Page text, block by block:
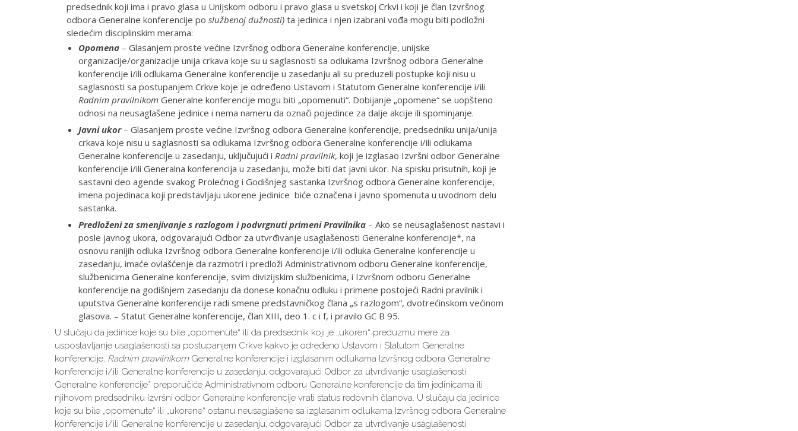
predsednik koji ima i pravo glasa u Unijskom odboru i pravo glasa u svetskoj Crkvi i koji je član Izvršnog
odbora Generalne konferencije po službenoj dužnosti) ta jedinica i njen izabrani vođa mogu biti podložni
sledećim disciplinskim merama:
Opomena – Glasanjem proste većine Izvršnog odbora Generalne konferencije, unijske
organizacije/organizacije unija crkava koje su u saglasnosti sa odlukama Izvršnog odbora Generalne
konferencije i/ili odlukama Generalne konferencije u zasedanju ali su preduzeli postupke koji nisu u
saglasnosti sa postupanjem Crkve koje je određeno Ustavom i Statutom Generalne konferencije i/ili
Radnim pravilnikom Generalne konferencije mogu biti „opomenuti“. Dobijanje „opomene“ se uopšteno
odnosi na neusaglašene jedinice i nema nameru da označi pojedince za dalje akcije ili spominjanje.
Javni ukor – Glasanjem proste većine Izvršnog odbora Generalne konferencije, predsedniku unija/unija
crkava koje nisu u saglasnosti sa odlukama Izvršnog odbora Generalne konferencije i/ili odlukama
Generalne konferencije u zasedanju, uključujući i Radni pravilnik, koji je izglasao Izvršni odbor Generalne
konferencije i/ili Generalna konferencija u zasedanju, može biti dat javni ukor. Na spisku prisutnih, koji je
sastavni deo agende svakog Prolećnog i Godišnjeg sastanka Izvršnog odbora Generalne konferencije,
imena pojedinaca koji predstavljaju ukorene jedinice biće označena i javno spomenuta u uvodnom delu
sastanka.
Predloženi za smenjivanje s razlogom i podvrgnuti primeni Pravilnika – Ako se neusaglašenost nastavi i
posle javnog ukora, odgovarajući Odbor za utvrđivanje usaglašenosti Generalne konferencije*, na
osnovu ranijih odluka Izvršnog odbora Generalne konferencije i/ili odluka Generalne konferencije u
zasedanju, imaće ovlašćenje da razmotri i predloži Administrativnom odboru Generalne konferencije,
službenicima Generalne konferencije, svim divizijskim službenicima, i Izvršnom odboru Generalne
konferencije na godišnjem zasedanju da donese konačnu odluku i primene postojeći Radni pravilnik i
uputstva Generalne konferencije radi smene predstavničkog člana „s razlogom“, dvotrećinskom većinom
glasova. – Statut Generalne konferencije, član XIII, deo 1. c i f, i pravilo GC B 95.
U slučaju da jedinice koje su bile „opomenute“ ili da predsednik koji je „ukoren“ preduzmu mere za
uspostavljanje usaglašenosti sa postupanjem Crkve kakvo je određeno Ustavom i Statutom Generalne
konferencije, Radnim pravilnikom Generalne konferencije i izglasanim odlukama Izvršnog odbora Generalne
konferencije i/ili Generalne konferencije u zasedanju, odgovarajući Odbor za utvrđivanje usaglašenosti
Generalne konferencije* preporučiće Administrativnom odboru Generalne konferencije da tim jedinicama ili
njihovom predsedniku Izvršni odbor Generalne konferencije vrati status redovnih članova. U slučaju da jedinice
koje su bile „opomenute“ ili „ukorene“ ostanu neusaglašene sa izglasanim odlukama Izvršnog odbora Generalne
konferencije i/ili Generalne konferencije u zasedanju, odgovarajući Odbor za utvrđivanje usaglašenosti